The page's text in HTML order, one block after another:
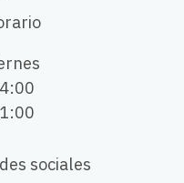
sociales